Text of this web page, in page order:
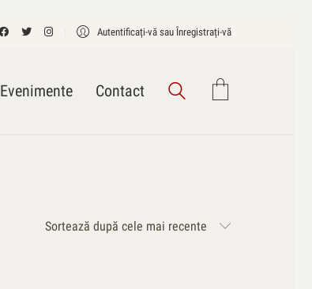
Autentificați-vă sau Înregistrați-vă
Evenimente Contact
Sortează după cele mai recente